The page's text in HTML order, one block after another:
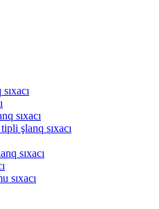
sıxacı
şlanq sıxacı
sıxacı
sıxacı